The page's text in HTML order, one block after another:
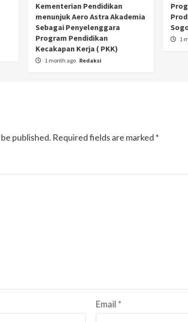
Kementerian Pendidikan
menunjuk Aero Astra Akademia
Sebagai Penyelenggara
Program Pendidikan
Kecakapan Kerja ( PKK)
1 month ago Redaksi
1
published. Required fields are marked *
Email*